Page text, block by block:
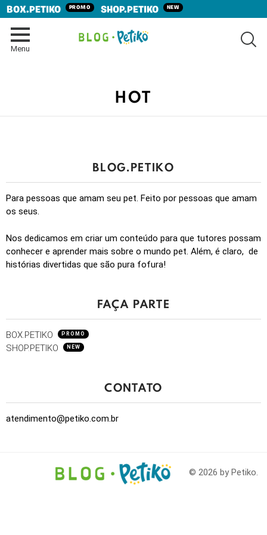
BOX.PETIKO PROMO SHOP.PETIKO NEW
Menu
HOT
BLOG.PETIKO
Para pessoas que amam seu pet. Feito por pessoas que amam
os seus.
Nos dedicamos em criar um conteúdo para que tutores possam
conhecer e aprender mais sobre o mundo pet. Além, é claro, de
histórias divertidas que são pura fofura!
FAÇA PARTE
BOX.PETIKO PROMO
SHOP.PETIKO NEW
CONTATO
atendimento@petiko.com.br
© 2026 by Petiko.